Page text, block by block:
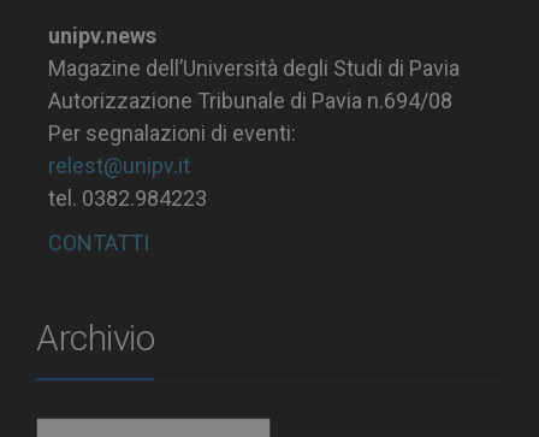
unipv.news
Magazine dell’Università degli Studi di Pavia
Autorizzazione Tribunale di Pavia n.694/08
Per segnalazioni di eventi:
relest@unipv.it
tel. 0382.984223
CONTATTI
Archivio